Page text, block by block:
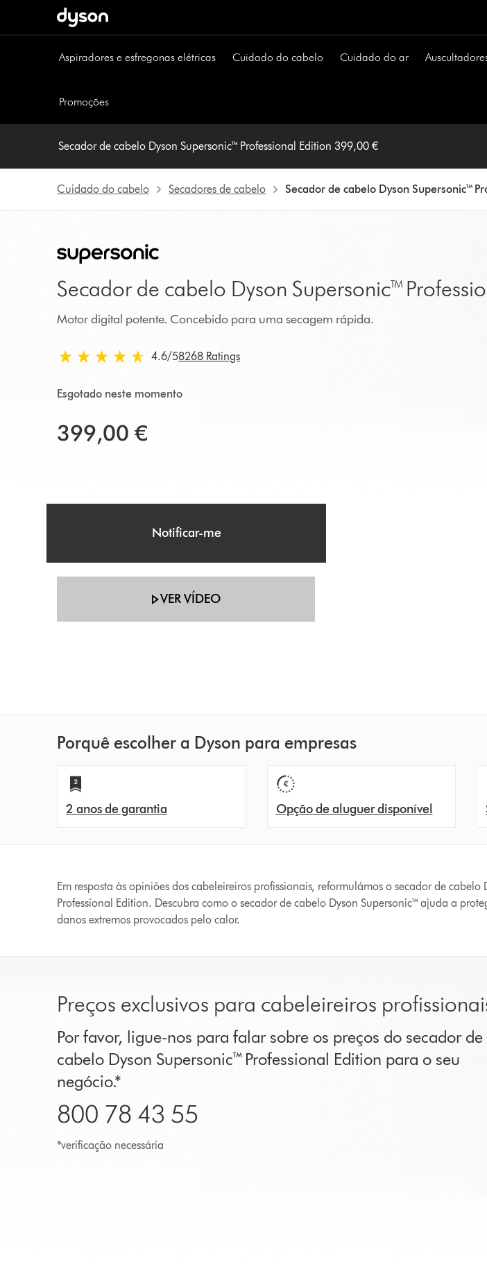
Aspiradores e esfregonas elétricas Cuidado do cabelo Cuidado do ar
Promoções
Secador de cabelo Dyson Supersonic™ Professional Edition 399,00 €
Cuidado do cabelo Secadores de cabelo Secador de cabelo Dyson Supersonic™
Secador de cabelo Dyson Supersonic™
Motor digital potente. Concebido para uma secagem rápida.
4.6 estrelas de 5 em 8268 Ratings
4.6/58268 Ratings
Esgotado neste momento
399,00 €
Notificar-me
VER VÍDEO
Porquê escolher a Dyson para empresas
2 anos de garantia Opção de aluguer disponível
Em resposta às opiniões dos cabeleireiros profissionais, reformulámos o secador de cabelo
Professional Edition. Descubra como o secador de cabelo Dyson Supersonic™ ajuda a
danos extremos provocados pelo calor.
Preços exclusivos para cabeleireiros
Por favor, ligue-nos para falar sobre os preços do secador de
cabelo Dyson Supersonic™ Professional Edition para o seu
negócio.*
800 78 43 55
*verificação necessária